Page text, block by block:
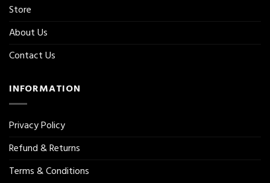
Store
About Us
Contact Us
INFORMATION
Privacy Policy
Refund & Returns
Terms & Conditions